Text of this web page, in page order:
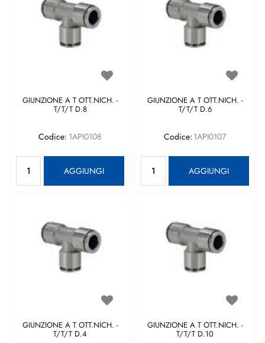
GIUNZIONE A T OTT.NICH. -
T/T/T D.8
Codice: 1API0108
AGGIUNGI
GIUNZIONE A T OTT.NICH. -
T/T/T D.6
Codice: 1API0107
AGGIUNGI
GIUNZIONE A T OTT.NICH. -
T/T/T D.4
GIUNZIONE A T OTT.NICH. -
T/T/T D.10